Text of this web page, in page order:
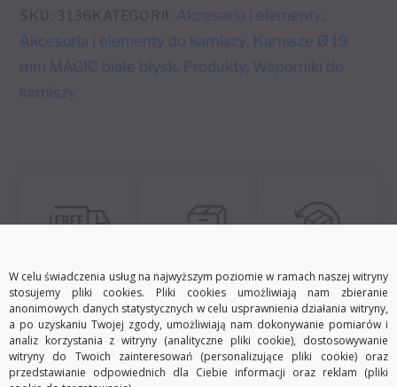
błysk
Ø19
mm
e
r
n
SKU: 3136 KATEGORII: Akcesoria i elementy,
Akcesoria i elementy do karniszy, Karnisze Ø 19
mm MAGIC białe błysk, Produkty, Wsporniki do
karniszy
Darmowa dostawa Szybka wysyłka 30 dni na zwrot
Opis Informacje dodatkowe
W celu świadczenia usług na najwyższym poziomie w ramach naszej witryny
stosujemy pliki cookies. Pliki cookies umożliwiają nam zbieranie
anonimowych danych statystycznych w celu usprawnienia działania witryny,
a po uzyskaniu Twojej zgody, umożliwiają nam dokonywanie pomiarów i
analiz korzystania z witryny (analityczne pliki cookie), dostosowywanie
witryny do Twoich zainteresowań (personalizujące pliki cookie) oraz
przedstawianie odpowiednich dla Ciebie informacji oraz reklam (pliki